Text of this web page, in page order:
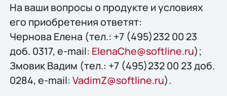
На ваши вопросы о продукте и условиях
его приобретения ответят:
Чернова Елена (тел.: +7 (495)232 00 23
доб. 0317, e-mail: ElenaChe@softline.ru);
Змовик Вадим (тел.: +7 (495)232 00 23 доб.
0284, e-mail: VadimZ@softline.ru).